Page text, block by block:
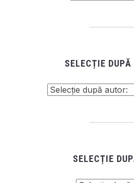
SELECȚIE DUPĂ
SELECȚIE